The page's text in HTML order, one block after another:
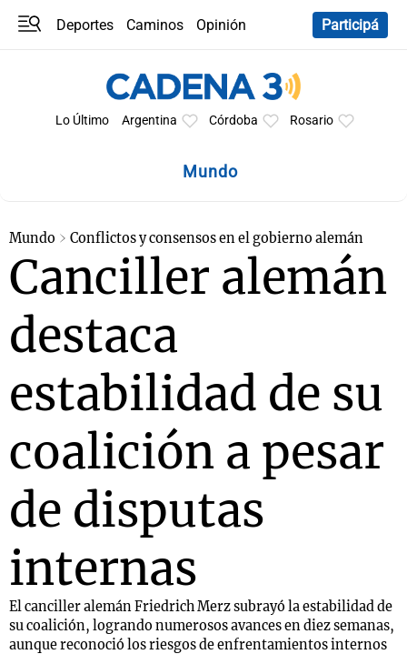
Deportes Caminos
Opinión
Participá
Lo Último Argentina Córdoba Rosario
Mundo
Mundo Conflictos y consensos en el gobierno alemán
Canciller alemán
destaca
estabilidad de su
coalición a pesar
de disputas
internas
El canciller alemán Friedrich Merz subrayó la estabilidad de
su coalición, logrando numerosos avances en diez semanas,
aunque reconoció los riesgos de enfrentamientos internos